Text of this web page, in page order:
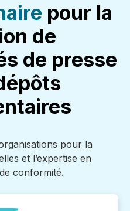
pour la
de
de presse
pour la
et l’expertise en
conformité.